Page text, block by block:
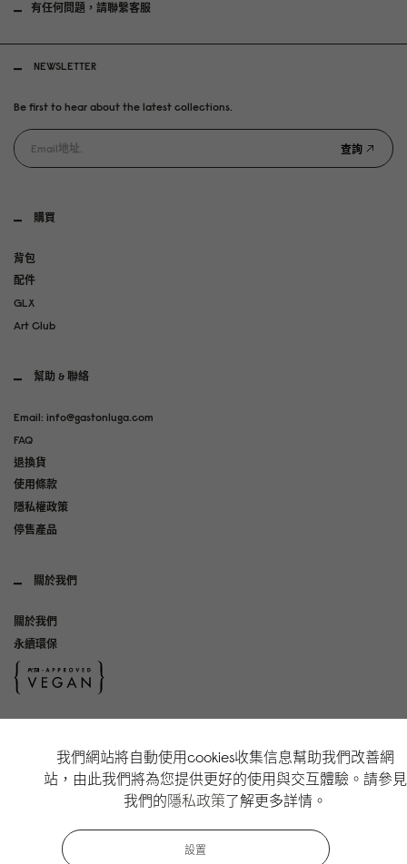
有任何問題，請聯繫客服
購買
背包
配件
GLX
Art Club
幫助 & 聯絡
Email: info@gastonluga.com
FAQ
退換貨
使用條款
隱私權政策
停售產品
關於我們
關於我們
永續環保
Instagram
NEWSLETTER
Be first to hear about the latest collections.
查詢
Copyright Gaston Luga AB. All Rights Reserved.
我們網站將自動使用cookies收集信息幫助我們改善網
站，由此我們將為您提供更好的使用與交互體驗。請參見
我們的隱私政策了解更多詳情。
設置